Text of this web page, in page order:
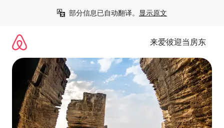
部分信息已自动翻译。 显示原文
来爱彼迎当房东